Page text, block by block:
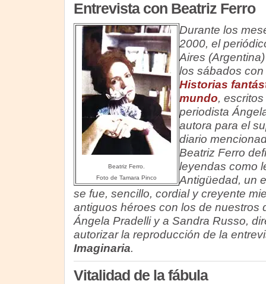
Entrevista con Beatriz Ferro
Beatriz Ferro.
Foto de Tamara Pinco
Durante los
2000, el
Aires
los sábados
Historias
mundo,
periodista
autora para el
diario
Beatriz Ferro
leyendas como
Antigüedad, un
se fue, sencillo, cordial y creyente
antiguos héroes con los de nuestros
Ángela Pradelli y a Sandra Russo,
autorizar la reproducción de la
Imaginaria.
Vitalidad de la fábula